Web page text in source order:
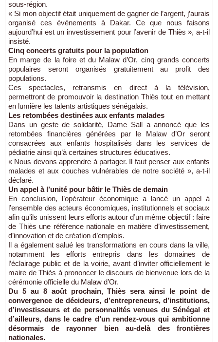
sous-région.
« Si mon objectif était uniquement de gagner de l’argent, j’aurais
organisé ces événements à Dakar. Ce que nous faisons
aujourd’hui est un investissement pour l’avenir de Thiès », a-t-il
insisté.
Cinq concerts gratuits pour la population
En marge de la foire et du Malaw d’Or, cinq grands concerts
populaires seront organisés gratuitement au profit des
populations.
Ces spectacles, retransmis en direct à la télévision,
permettront de promouvoir la destination Thiès tout en mettant
en lumière les talents artistiques sénégalais.
Les retombées destinées aux enfants malades
Dans un geste de solidarité, Dame Sall a annoncé que les
retombées financières générées par le Malaw d’Or seront
consacrées aux enfants hospitalisés dans les services de
pédiatrie ainsi qu’à certaines structures éducatives.
« Nous devons apprendre à partager. Il faut penser aux enfants
malades et aux couches vulnérables de notre société », a-t-il
déclaré.
Un appel à l’unité pour bâtir le Thiès de demain
En conclusion, l’opérateur économique a lancé un appel à
l’ensemble des acteurs économiques, institutionnels et sociaux
afin qu’ils unissent leurs efforts autour d’un même objectif : faire
de Thiès une référence nationale en matière d’investissement,
d’innovation et de création d’emplois.
Il a également salué les transformations en cours dans la ville,
notamment les efforts entrepris dans les domaines de
l’éclairage public et de la voirie, avant d’inviter officiellement le
maire de Thiès à prononcer le discours de bienvenue lors de la
cérémonie officielle du Malaw d’Or.
Du 5 au 8 août prochain, Thiès sera ainsi le point de
convergence de décideurs, d’entrepreneurs, d’institutions,
d’investisseurs et de personnalités venues du Sénégal et
d’ailleurs, dans le cadre d’un rendez-vous qui ambitionne
désormais de rayonner bien au-delà des frontières
nationales.